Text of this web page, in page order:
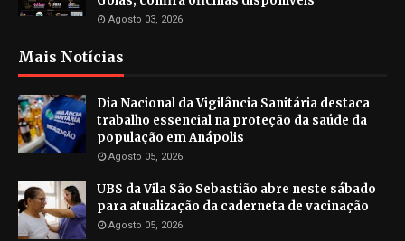
Agosto 03, 2026
Mais Notícias
Dia Nacional da Vigilância Sanitária destaca
trabalho essencial na proteção da saúde da
população em Anápolis
Agosto 05, 2026
UBS da Vila São Sebastião abre neste sábado
para atualização da caderneta de vacinação
Agosto 05, 2026